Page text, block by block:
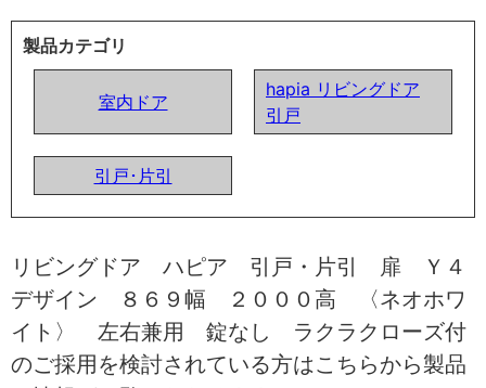
製品カテゴリ
室内ドア
hapia リビングドア
引戸
引戸･片引
リビングドア ハピア 引戸・片引 扉 Ｙ４
デザイン ８６９幅 ２０００高 〈ネオホワ
イト〉 左右兼用 錠なし ラクラクローズ付
のご採用を検討されている方はこちらから製品